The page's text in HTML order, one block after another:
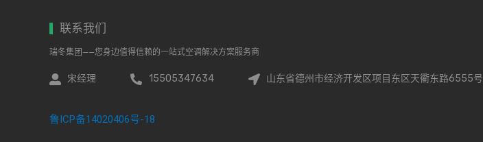
联系我们
瑞冬集团——您身边值得信赖的一站式空调解决方案服务商
宋经理 15505347634 山东省德州市经济开发区项目东区天衢东路6555号
鲁ICP备14020406号-18